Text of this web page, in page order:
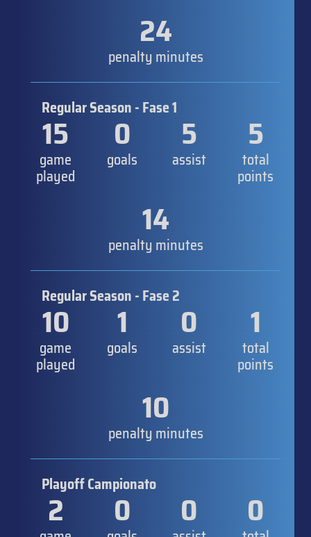
24
penalty minutes
Regular Season - Fase 1
15
game
played
0
goals
5
assist
5
total
points
14
penalty minutes
Regular Season - Fase 2
10
game
played
1
goals
0
assist
1
total
points
10
penalty minutes
Playoff Campionato
2 0 0 0